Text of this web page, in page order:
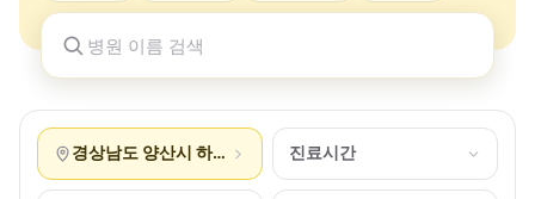
경상남도 양산시 하북면 진료시간